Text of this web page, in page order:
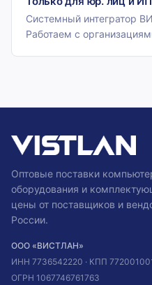
Системный интегратор
Работаем с
Оптовые поставки
оборудования и
цены от поставщиков и
России.
ООО «ВИСТЛАН»
ИНН 7736542220 · КПП
ОГРН 1067746761763